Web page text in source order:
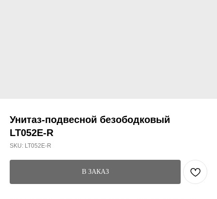
Унитаз-подвесной безободковый
LT052E-R
SKU: LT052E-R
В ЗАКАЗ